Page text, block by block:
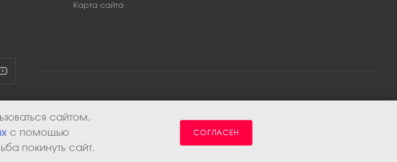
Карта сайта
сайтом,
с помощью
покинуть сайт.
СОГЛАСЕН